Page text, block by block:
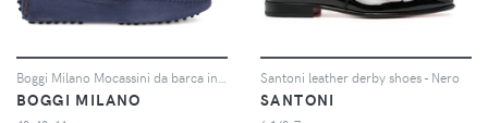
BOGGI MILANO
Santoni leather derby shoes - Nero
SANTONI